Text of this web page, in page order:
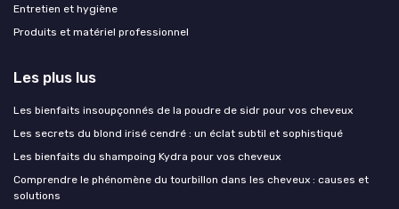
Entretien et hygiène
Produits et matériel professionnel
Les plus lus
Les bienfaits insoupçonnés de la poudre de sidr pour vos cheveux
Les secrets du blond irisé cendré : un éclat subtil et sophistiqué
Les bienfaits du shampoing Kydra pour vos cheveux
Comprendre le phénomène du tourbillon dans les cheveux : causes et
solutions